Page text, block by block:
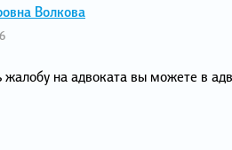
Волкова
на адвоката вы можете в